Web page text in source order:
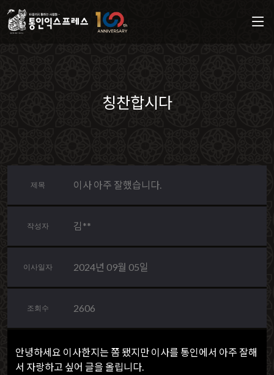
칭찬합시다
제목 이사 아주 잘했습니다.
작성자 김**
이사일자 2024년 09월 05일
조회수 2606
안녕하세요 이사한지는 쫌 됐지만 이사를 통인에서 아주 잘해
서 자랑하고 싶어 글을 올립니다.